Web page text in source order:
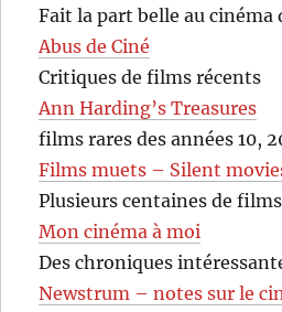
Fait la part belle au cinéma
Abus de Ciné
Critiques de films récents
Ann Harding’s Treasures
films rares des années 10,
Films muets – Silent
Plusieurs centaines de
Mon cinéma à moi
Des chroniques
Newstrum – notes sur le